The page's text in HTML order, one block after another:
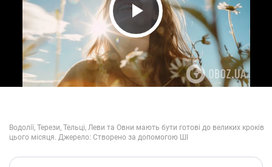
Play Video